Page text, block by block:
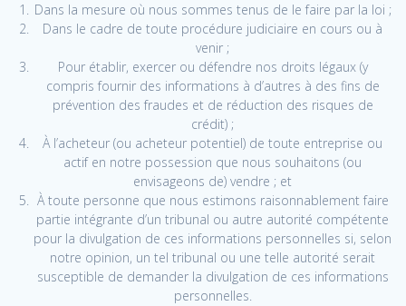
Dans la mesure où nous sommes tenus de le faire par la loi ;
Dans le cadre de toute procédure judiciaire en cours ou à
venir ;
Pour établir, exercer ou défendre nos droits légaux (y
compris fournir des informations à d’autres à des fins de
prévention des fraudes et de réduction des risques de
crédit) ;
À l’acheteur (ou acheteur potentiel) de toute entreprise ou
actif en notre possession que nous souhaitons (ou
envisageons de) vendre ; et
À toute personne que nous estimons raisonnablement faire
partie intégrante d’un tribunal ou autre autorité compétente
pour la divulgation de ces informations personnelles si, selon
notre opinion, un tel tribunal ou une telle autorité serait
susceptible de demander la divulgation de ces informations
personnelles.